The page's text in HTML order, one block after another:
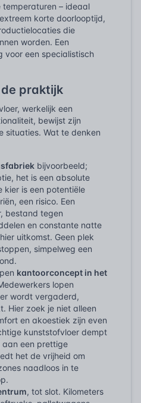
– ideaal
korte doorlooptijd,
die
worden. Een
voor een specialistisch
praktijk
werkelijk een
bewijst zijn
situaties. Wat te denken
bijvoorbeeld;
het is een absolute
kier is een potentiële
een risico. Een
bestand tegen
en constante natte
uitkomst. Geen plek
simpelweg een
kantoorconcept in het
lopen
wordt vergaderd,
Hier zoek je niet alleen
en akoestiek zijn even
kunststofvloer dempt
een prettige
het de vrijheid om
naadloos in te
, tot slot. Kilometers